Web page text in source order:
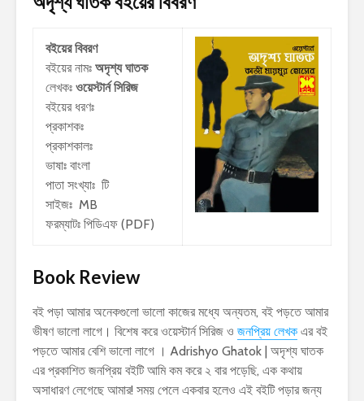
বইয়ের বিবরণ
বইয়ের নামঃ অদৃশ্য ঘাতক
লেখকঃ ওয়েস্টার্ন সিরিজ
বইয়ের ধরণঃ
প্রকাশকঃ
প্রকাশকালঃ
ভাষাঃ বাংলা
পাতা সংখ্যাঃ টি
সাইজঃ MB
ফরম্যাটঃ পিডিএফ (PDF)
Book Review
বই পড়া আমার অনেকগুলো ভালো কাজের মধ্যে অন্যতম, বই পড়তে আমার
ভীষণ ভালো লাগে। বিশেষ করে ওয়েস্টার্ন সিরিজ ও জনপ্রিয় লেখক এর বই
পড়তে আমার বেশি ভালো লাগে । Adrishyo Ghatok | অদৃশ্য ঘাতক
এর প্রকাশিত জনপ্রিয় বইটি আমি কম করে ২ বার পড়েছি, এক কথায়
অসাধারণ লেগেছে আমার! সময় পেলে একবার হলেও এই বইটি পড়ার জন্য